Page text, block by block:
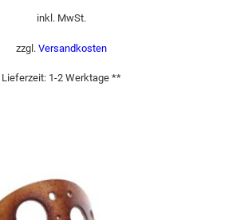
inkl. MwSt.
zzgl. Versandkosten
Lieferzeit: 1-2 Werktage **